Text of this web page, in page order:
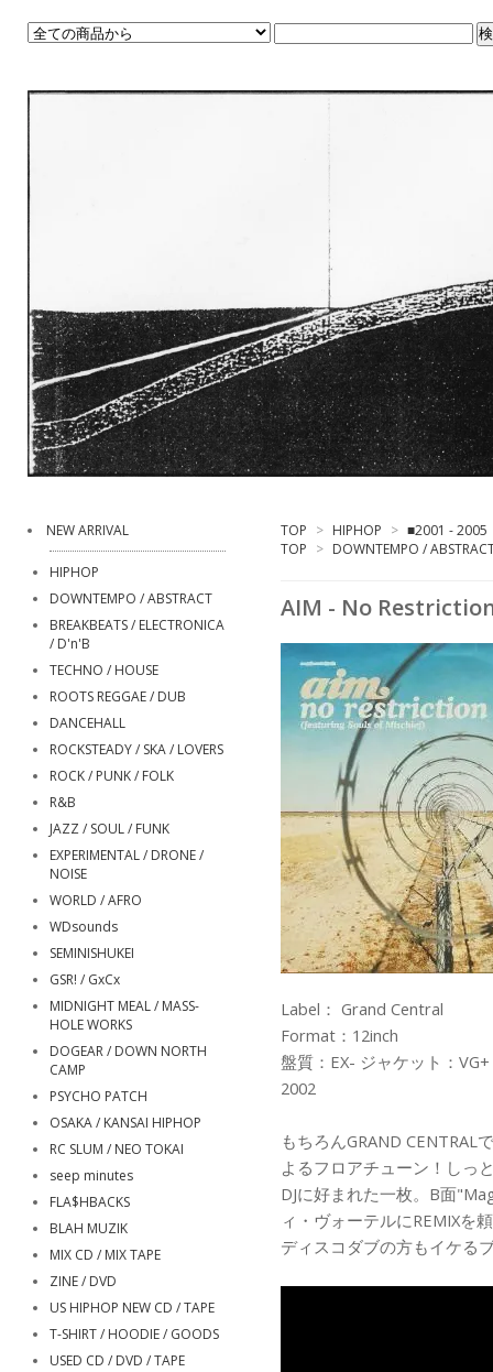
TOP > HIPHOP > ■2001 - 2005
TOP > DOWNTEMPO /
AIM - No
Label： Grand Central
Format：12inch
盤質：EX- ジャケット：VG+
2002
もちろんGRAND CENTRAL
よるフロアチューン！しっ
DJに好まれた一枚。B面
ィ・ヴォーテルにREMIXを
ディスコダブの方もイケる
NEW ARRIVAL
HIPHOP
DOWNTEMPO / ABSTRACT
BREAKBEATS / ELECTRONICA
/ D'n'B
TECHNO / HOUSE
ROOTS REGGAE / DUB
DANCEHALL
ROCKSTEADY / SKA / LOVERS
ROCK / PUNK / FOLK
R&B
JAZZ / SOUL / FUNK
EXPERIMENTAL / DRONE /
NOISE
WORLD / AFRO
WDsounds
SEMINISHUKEI
GSR! / GxCx
MIDNIGHT MEAL / MASS-
HOLE WORKS
DOGEAR / DOWN NORTH
CAMP
PSYCHO PATCH
OSAKA / KANSAI HIPHOP
RC SLUM / NEO TOKAI
seep minutes
FLA$HBACKS
BLAH MUZIK
MIX CD / MIX TAPE
ZINE / DVD
US HIPHOP NEW CD / TAPE
T-SHIRT / HOODIE / GOODS
USED CD / DVD / TAPE